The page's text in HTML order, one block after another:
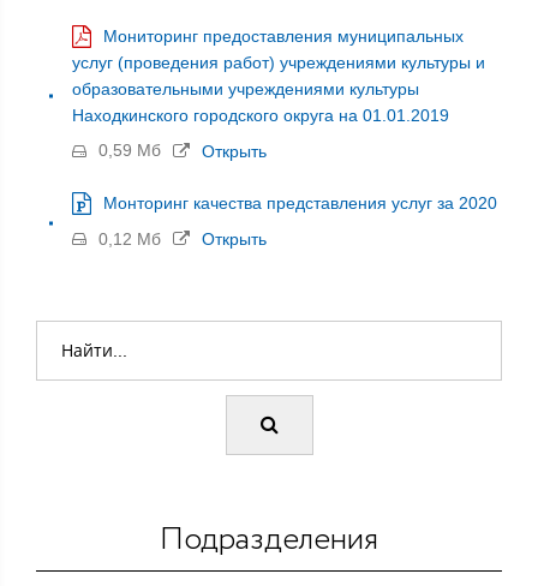
Мониторинг предоставления муниципальных
услуг (проведения работ) учреждениями культуры и
образовательными учреждениями культуры
Находкинского городского округа на 01.01.2019
0,59 Мб
Открыть
Монторинг качества представления услуг за 2020
0,12 Мб
Открыть
Подразделения